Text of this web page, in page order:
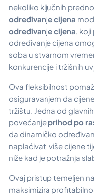
nekoliko ključnih
određivanje cijena
određivanje cijena,
određivanje cijena
soba u stvarnom
konkurencije i tržišnih
Ova fleksibilnost
osiguravanjem da
tržištu. Jedna od
povećanje prihod po
da dinamičko
naplaćivati više cijene
niže kad je potražnja
Ovaj pristup temeljen
maksimizira